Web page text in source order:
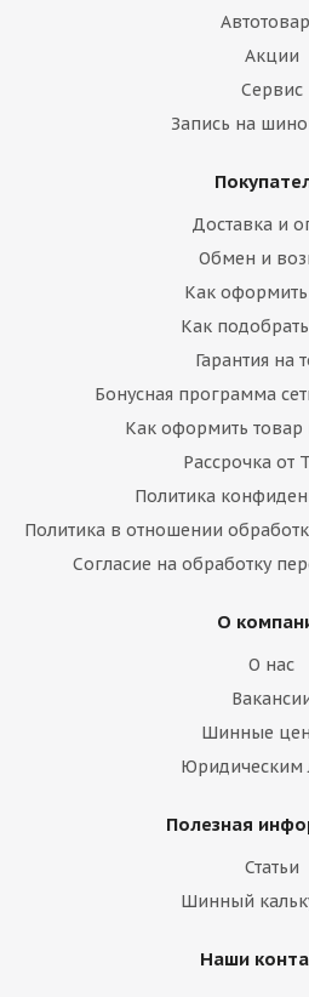
Акции
Сервис
Запись на
Доставка и
Обмен и
Как оформить
Как
Гарантия на
Бонусная программа
Как оформить товар
Рассрочка от
Политика
Политика в отношении
Согласие на обработку
О
О нас
Шинные
Юридическим
Полезная
Статьи
Шинный
Наши